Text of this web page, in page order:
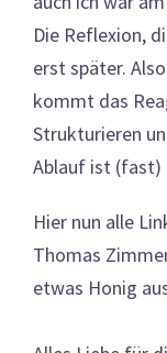
Die Reflexion,
erst später.
kommt das
Strukturieren
Ablauf ist (fast)
Hier nun alle
Thomas
etwas Honig